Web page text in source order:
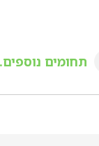
תחומים